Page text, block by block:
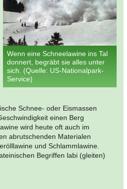
Wenn eine Schneelawine ins Tal
donnert, begräbt sie alles unter
sich. (Quelle: US-Nationalpark-
Service)
Schnee- oder Eismassen
einen Berg
wird heute oft auch im
abrutschenden Materialen
und Schlammlawine.
Begriffen labi (gleiten)